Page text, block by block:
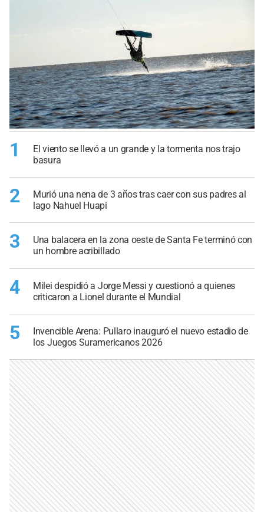
1
El viento se llevó a un grande y la tormenta nos trajo
basura
2
Murió una nena de 3 años tras caer con sus padres al
lago Nahuel Huapi
3
Una balacera en la zona oeste de Santa Fe terminó con
un hombre acribillado
4
Milei despidió a Jorge Messi y cuestionó a quienes
criticaron a Lionel durante el Mundial
5
Invencible Arena: Pullaro inauguró el nuevo estadio de
los Juegos Suramericanos 2026